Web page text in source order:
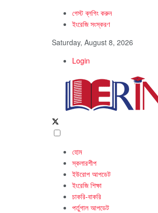
গেস্ট ব্লগিং করুন
ইংরেজি সংস্করণ
Saturday, August 8, 2026
Login
হোম
স্কলারশীপ
ইউরোপ আপডেট
ইংরেজি শিক্ষা
চাকরি-বাকরি
পর্তুগাল আপডেট